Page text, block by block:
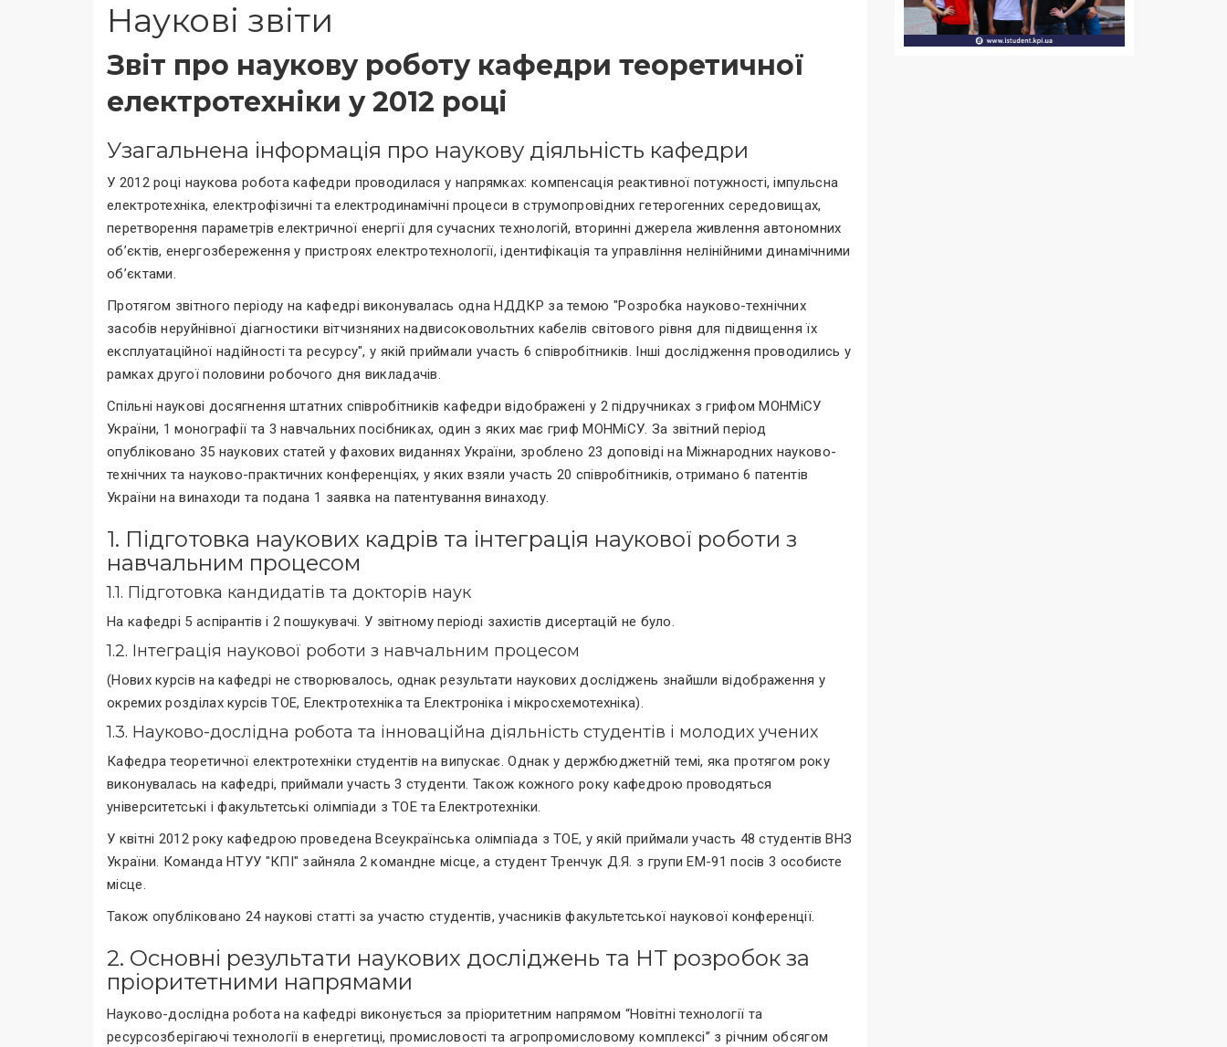
Наукові звіти
Звіт про наукову роботу кафедри теоретичної
електротехніки у 2012 році
Узагальнена інформація про наукову діяльність кафедри
У 2012 році наукова робота кафедри проводилася у напрямках: компенсація реактивної потужності, імпульсна
електротехніка, електрофізичні та електродинамічні процеси в струмопровідних гетерогенних середовищах,
перетворення параметрів електричної енергії для сучасних технологій, вторинні джерела живлення автономних
об’єктів, енергозбереження у пристроях електротехнології, ідентифікація та управління нелінійними динамічними
об’єктами.
Протягом звітного періоду на кафедрі виконувалась одна НДДКР за темою "Розробка науково-технічних
засобів неруйнівної діагностики вітчизняних надвисоковольтних кабелів світового рівня для підвищення їх
експлуатаційної надійності та ресурсу", у якій приймали участь 6 співробітників. Інші дослідження проводились у
рамках другої половини робочого дня викладачів.
Спільні наукові досягнення штатних співробітників кафедри відображені у 2 підручниках з грифом МОНМіСУ
України, 1 монографії та 3 навчальних посібниках, один з яких має гриф МОНМіСУ. За звітний період
опубліковано 35 наукових статей у фахових виданнях України, зроблено 23 доповіді на Міжнародних науково-
технічних та науково-практичних конференціях, у яких взяли участь 20 співробітників, отримано 6 патентів
України на винаходи та подана 1 заявка на патентування винаходу.
1. Підготовка наукових кадрів та інтеграція наукової роботи з
навчальним процесом
1.1. Підготовка кандидатів та докторів наук
На кафедрі 5 аспірантів і 2 пошукувачі. У звітному періоді захистів дисертацій не було.
1.2. Інтеграція наукової роботи з навчальним процесом
(Нових курсів на кафедрі не створювалось, однак результати наукових досліджень знайшли відображення у
окремих розділах курсів ТОЕ, Електротехніка та Електроніка і мікросхемотехніка).
1.3. Науково-дослідна робота та інноваційна діяльність студентів і молодих учених
Кафедра теоретичної електротехніки студентів на випускає. Однак у держбюджетній темі, яка протягом року
виконувалась на кафедрі, приймали участь 3 студенти. Також кожного року кафедрою проводяться
університетські і факультетські олімпіади з ТОЕ та Електротехніки.
У квітні 2012 року кафедрою проведена Всеукраїнська олімпіада з ТОЕ, у якій приймали участь 48 студентів ВНЗ
України. Команда НТУУ "КПІ" зайняла 2 командне місце, а студент Тренчук Д.Я. з групи ЕМ-91 посів 3 особисте
місце.
Також опубліковано 24 наукові статті за участю студентів, учасників факультетської наукової конференції.
2. Основні результати наукових досліджень та НТ розробок за
пріоритетними напрямами
Науково-дослідна робота на кафедрі виконується за пріоритетним напрямом “Новітні технології та
ресурсозберігаючі технології в енергетиці, промисловості та агропромисловому комплексі” з річним обсягом